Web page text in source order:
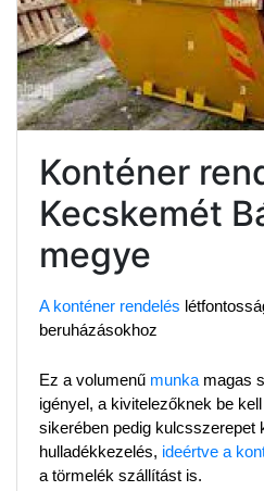
Konténer
Kecskemét
megye
A konténer rendelés
beruházásokhoz
Ez a volumenű munka magas
igényel, a kivitelezőknek be
sikerében pedig kulcsszerepet
hulladékkezelés, ideértve a
a törmelék szállítást is.